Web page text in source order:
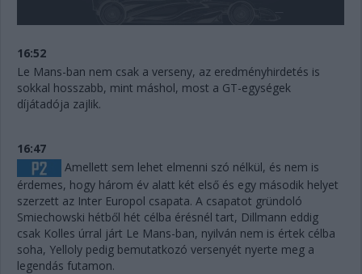
16:52
Le Mans-ban nem csak a verseny, az eredményhirdetés is
sokkal hosszabb, mint máshol, most a GT-egységek
díjátadója zajlik.
16:47
Amellett sem lehet elmenni szó nélkül, és nem is
érdemes, hogy három év alatt két első és egy második helyet
szerzett az Inter Europol csapata. A csapatot gründoló
Smiechowski hétből hét célba érésnél tart, Dillmann eddig
csak Kolles úrral járt Le Mans-ban, nyilván nem is értek célba
soha, Yelloly pedig bemutatkozó versenyét nyerte meg a
legendás futamon.